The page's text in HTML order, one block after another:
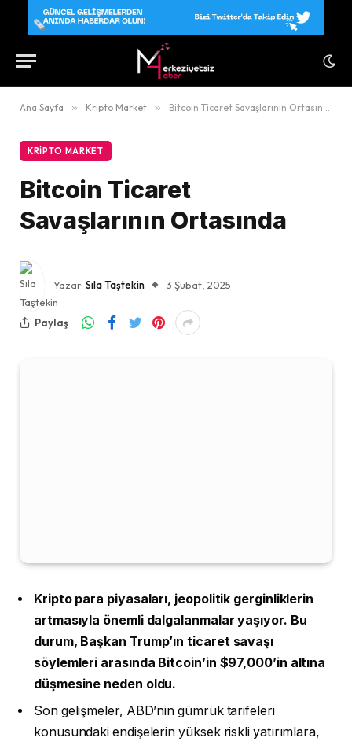
Ana Sayfa » Kripto Market » Bitcoin Ticaret Savaşlarının Ortasında
KRIPTO MARKET
Bitcoin Ticaret
Savaşlarının Ortasında
Yazar: Sıla Taştekin 3 Şubat, 2025
Paylaş
Kripto para piyasaları, jeopolitik gerginliklerin
artmasıyla önemli dalgalanmalar yaşıyor. Bu
durum, Başkan Trump’ın ticaret savaşı
söylemleri arasında Bitcoin’in $97,000’in altına
düşmesine neden oldu.
Son gelişmeler, ABD’nin gümrük tarifeleri
konusundaki endişelerin yüksek riskli yatırımlara,